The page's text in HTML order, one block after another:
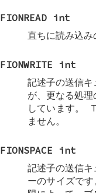
FIONREAD int
直ちに読み込み
FIONWRITE int
記述子の送信
が、更なる処
しています。
ません。
FIONSPACE int
記述子の送信
ーのサイズで